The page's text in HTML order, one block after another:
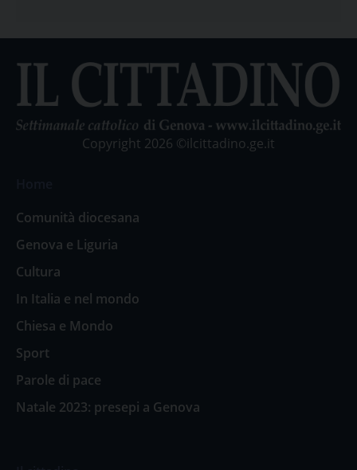
Copyright 2026 ©ilcittadino.ge.it
Comunità diocesana
Genova e Liguria
Cultura
In Italia e nel mondo
Chiesa e Mondo
Sport
Parole di pace
Natale 2023: presepi a Genova